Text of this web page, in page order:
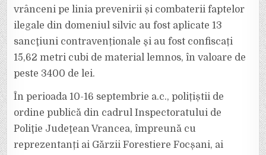
LEMNOS
CONFICAT
NEREGULILOR
DESCOPERITE
ÎN
DOMENIUL
vrânceni pe linia prevenirii și combaterii faptelor
ilegale din domeniul silvic au fost aplicate 13
sancţiuni contravenționale şi au fost confiscați
15,62 metri cubi de material lemnos, în valoare de
peste 3400 de lei.
În perioada 10-16 septembrie a.c., polițiștii de
ordine publică din cadrul Inspectoratului de
Poliţie Judeţean Vrancea, împreună cu
reprezentanți ai Gărzii Forestiere Focșani, ai